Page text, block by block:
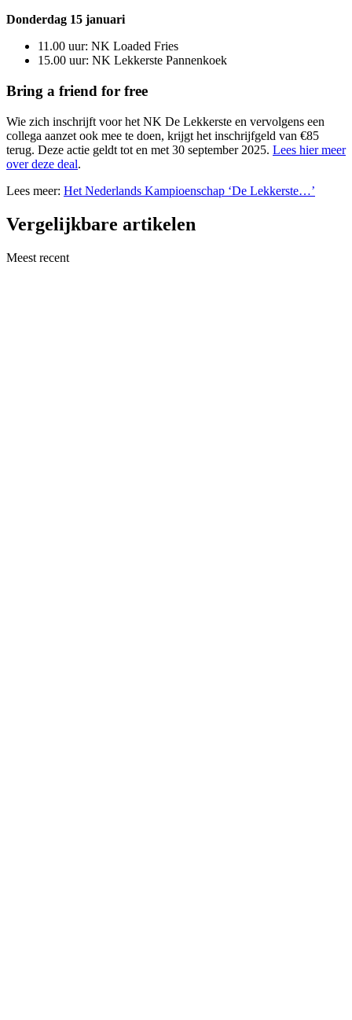
Donderdag 15 januari
11.00 uur: NK Loaded Fries
15.00 uur: NK Lekkerste Pannenkoek
Bring a friend for free
Wie zich inschrijft voor het NK De Lekkerste en vervolgens een
collega aanzet ook mee te doen, krijgt het inschrijfgeld van €85
terug. Deze actie geldt tot en met 30 september 2025. Lees hier meer
over deze deal.
Lees meer: Het Nederlands Kampioenschap ‘De Lekkerste…’
Vergelijkbare artikelen
Meest recent